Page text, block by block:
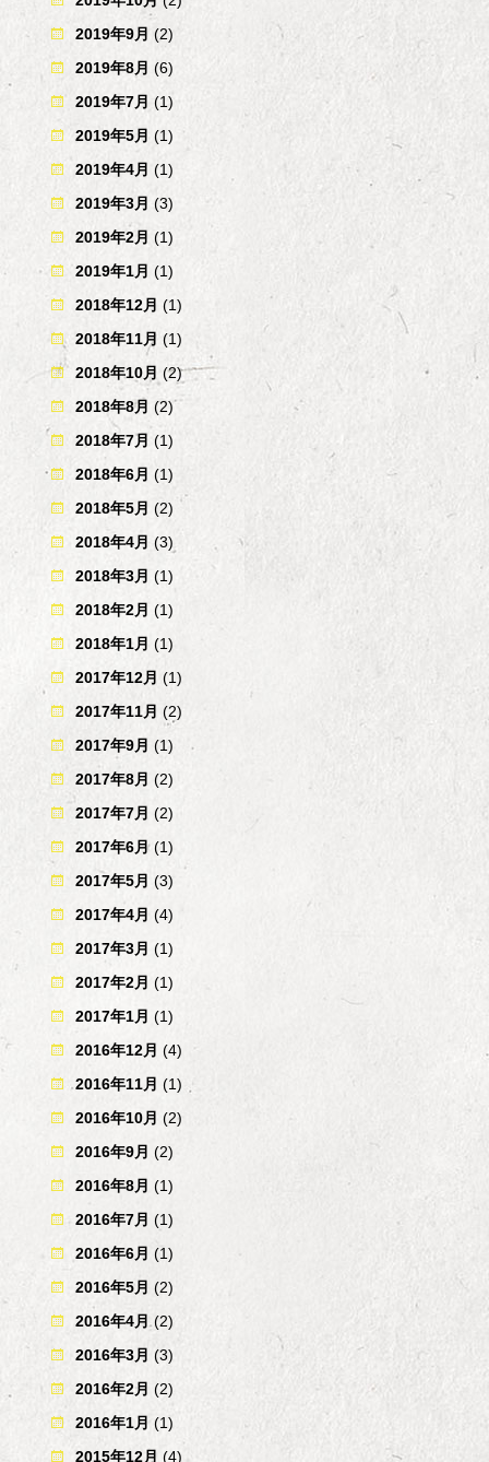
2019年9月 (2)
2019年8月 (6)
2019年7月 (1)
2019年5月 (1)
2019年4月 (1)
2019年3月 (3)
2019年2月 (1)
2019年1月 (1)
2018年12月 (1)
2018年11月 (1)
2018年10月 (2)
2018年8月 (2)
2018年7月 (1)
2018年6月 (1)
2018年5月 (2)
2018年4月 (3)
2018年3月 (1)
2018年2月 (1)
2018年1月 (1)
2017年12月 (1)
2017年11月 (2)
2017年9月 (1)
2017年8月 (2)
2017年7月 (2)
2017年6月(1)
2017年5月 (3)
2017年4月 (4)
2017年3月 (1)
2017年2月 (1)
2017年1月 (1)
2016年12月 (4)
2016年11月 (1)
2016年10月 (2)
2016年9月 (2)
2016年8月 (1)
2016年7月 (1)
2016年6月 (1)
2016年5月 (2)
2016年4月 (2)
2016年3月 (3)
2016年2月 (2)
2016年1月 (1)
2015年12月 (4)